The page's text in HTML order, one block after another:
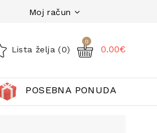
Moj račun
Lista želja (0)
0
0.00€
POSEBNA PONUDA